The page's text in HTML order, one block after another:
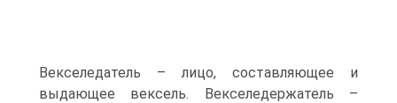
Векселедатель – лицо, составляющее и
выдающее вексель. Векселедержатель –